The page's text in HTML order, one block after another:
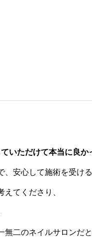
いただけて本当に良か
安心して施術を受け
てくださり、
二のネイルサロンだと